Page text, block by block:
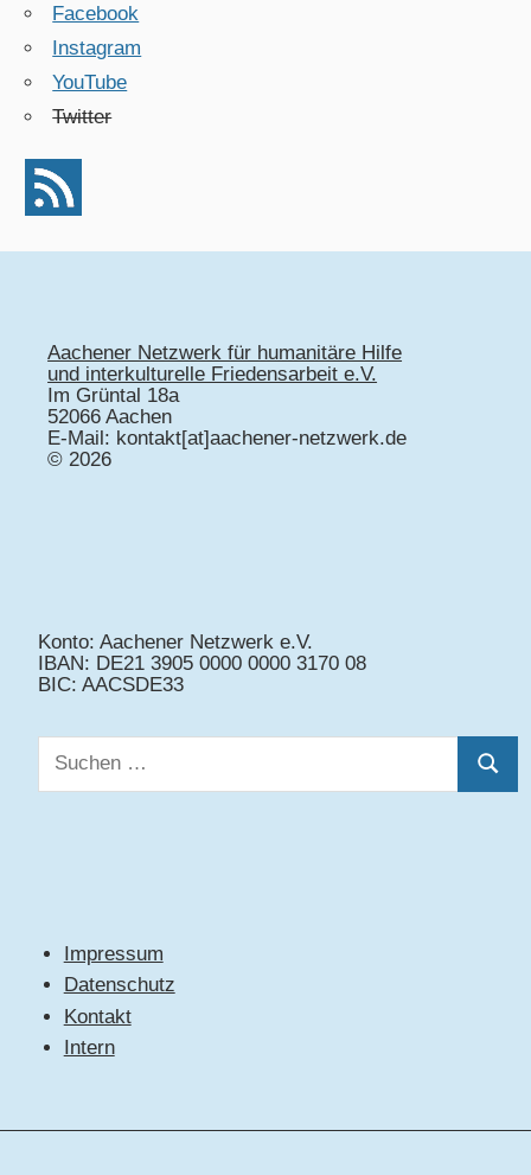
Facebook
Instagram
YouTube
Twitter
Aachener Netzwerk für humanitäre Hilfe
und interkulturelle Friedensarbeit e.V.
Im Grüntal 18a
52066 Aachen
E-Mail: kontakt[at]aachener-netzwerk.de
© 2026
Konto: Aachener Netzwerk e.V.
IBAN: DE21 3905 0000 0000 3170 08
BIC: AACSDE33
Suchen
nach:
Impressum
Datenschutz
Kontakt
Intern